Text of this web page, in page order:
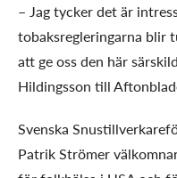
– Jag tycker det är
tobaksregleringarna blir
att ge oss den här
Hildingsson till
Svenska
Patrik Strömer